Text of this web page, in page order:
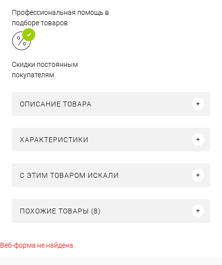
Профессиональная помощь в
подборе товаров
Скидки постоянным
покупателям
ОПИСАНИЕ ТОВАРА
ХАРАКТЕРИСТИКИ
C ЭТИМ ТОВАРОМ ИСКАЛИ
ПОХОЖИЕ ТОВАРЫ (8)
Веб-форма не найдена.